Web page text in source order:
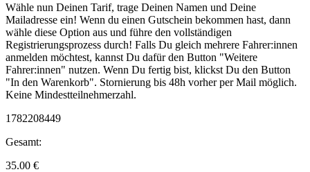
Wähle nun Deinen Tarif, trage Deinen Namen und Deine
Mailadresse ein! Wenn du einen Gutschein bekommen hast, dann
wähle diese Option aus und führe den vollständigen
Registrierungsprozess durch! Falls Du gleich mehrere Fahrer:innen
anmelden möchtest, kannst Du dafür den Button "Weitere
Fahrer:innen" nutzen. Wenn Du fertig bist, klickst Du den Button
"In den Warenkorb". Stornierung bis 48h vorher per Mail möglich.
Keine Mindestteilnehmerzahl.
1782208449
Gesamt:
35.00 €